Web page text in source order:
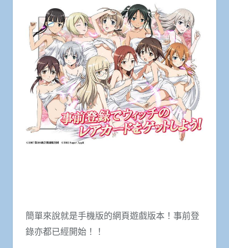
簡單來說就是手機版的網頁遊戲版本！事前登
錄亦都已經開始！！